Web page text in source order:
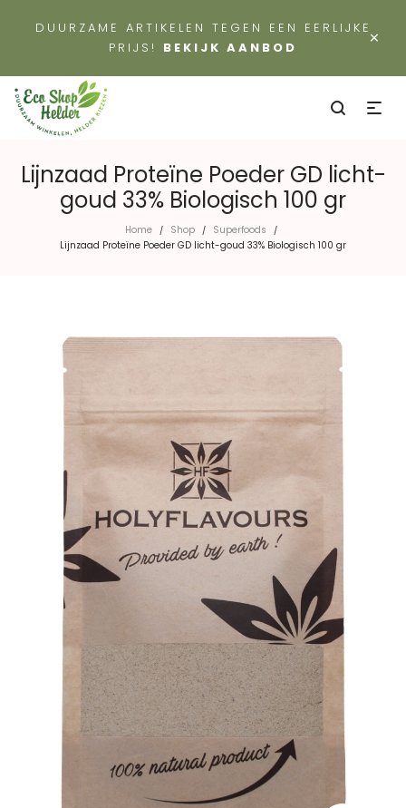
×
DUURZAME ARTIKELEN TEGEN EEN EERLIJKE
PRIJS! BEKIJK AANBOD
Lijnzaad Proteïne Poeder GD licht-
goud 33% Biologisch 100 gr
Home / Shop / Superfoods /
Lijnzaad Proteïne Poeder GD licht-goud 33% Biologisch 100 gr